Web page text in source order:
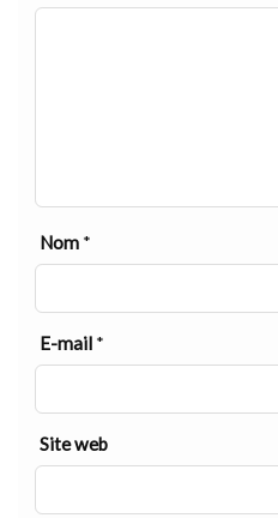
Nom *
E-mail *
Site web